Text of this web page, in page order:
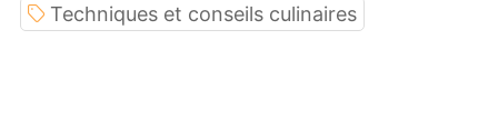
Techniques et conseils culinaires